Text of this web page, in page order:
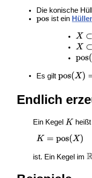
Die konische
ist ein
Es gilt
Endlich
Ein Kegel
ist. Ein Kegel im